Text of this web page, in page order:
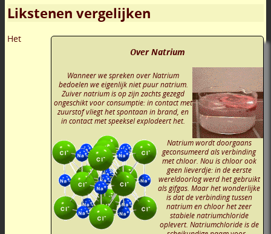
Likstenen vergelijken
Over Natrium
Wanneer we spreken over Natrium
bedoelen we eigenlijk niet puur natrium.
Zuiver natrium is op zijn zachts gezegd
ongeschikt voor consumptie: in contact met
zuurstof vliegt het spontaan in brand, en
in contact met speeksel explodeert het.
Natrium wordt doorgaans
geconsumeerd als verbinding
met chloor. Nou is chloor ook
geen lieverdje: in de eerste
wereldoorlog werd het gebruikt
als gifgas. Maar het wonderlijke
is dat de verbinding tussen
natrium en chloor het zeer
stabiele natriumchloride
oplevert. Natriumchloride is de
Het